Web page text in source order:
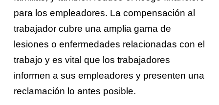
para los empleadores. La compensación al
trabajador cubre una amplia gama de
lesiones o enfermedades relacionadas con el
trabajo y es vital que los trabajadores
informen a sus empleadores y presenten una
reclamación lo antes posible.